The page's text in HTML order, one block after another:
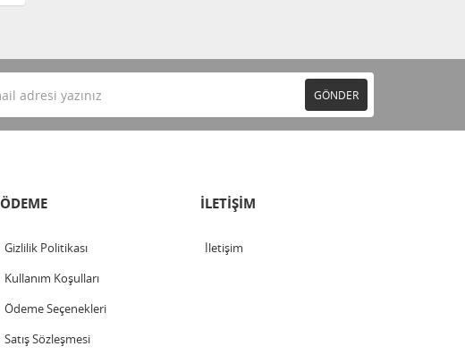
GÖNDER
ÖDEME
Gizlilik Politikası
Kullanım Koşulları
Ödeme Seçenekleri
Satış Sözleşmesi
İLETİŞİM
İletişim